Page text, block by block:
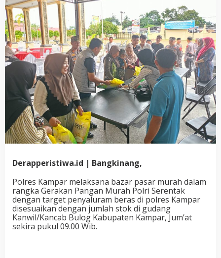
Derapperistiwa.id | Bangkinang,
Polres Kampar melaksana bazar pasar murah dalam
rangka Gerakan Pangan Murah Polri Serentak
dengan target penyaluram beras di polres Kampar
disesuaikan dengan jumlah stok di gudang
Kanwil/Kancab Bulog Kabupaten Kampar, Jum’at
sekira pukul 09.00 Wib.